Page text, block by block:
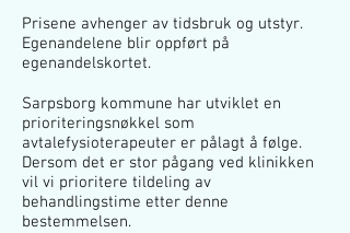
Prisene avhenger av tidsbruk og utstyr.
Egenandelene blir oppført på
egenandelskortet.
Sarpsborg kommune har utviklet en
prioriteringsnøkkel som
avtalefysioterapeuter er pålagt å følge.
Dersom det er stor pågang ved klinikken
vil vi prioritere tildeling av
behandlingstime etter denne
bestemmelsen.